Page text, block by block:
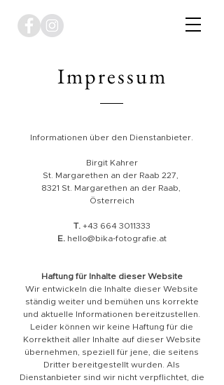
Impressum
Informationen über den Dienstanbieter.
Birgit Kahrer
St. Margarethen an der Raab 227,
8321 St. Margarethen an der Raab,
Österreich
T. +43 664 3011333
E. hello@bika-fotografie.at
Haftung für Inhalte dieser Website
Wir entwickeln die Inhalte dieser Website
ständig weiter und bemühen uns korrekte
und aktuelle Informationen bereitzustellen.
Leider können wir keine Haftung für die
Korrektheit aller Inhalte auf dieser Website
übernehmen, speziell für jene, die seitens
Dritter bereitgestellt wurden. Als
Dienstanbieter sind wir nicht verpflichtet, die